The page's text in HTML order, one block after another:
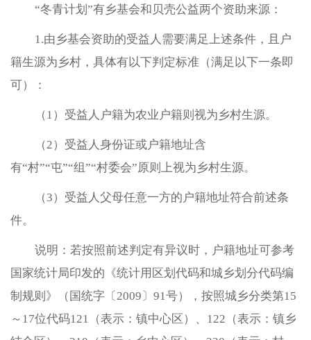
“冬青计划”有乡基会和贝壳公益两个资助来源：
1.由乡基会资助的受益人需要满足上述条件，且户
籍生源为乡村，具体有以下判定标准（满足以下一条即
可）：
（1）受益人户籍为农业户籍则视为乡村生源。
（2）受益人身份证或户籍地址含
有“村”“屯”“组”“村委会”原则上视为乡村生源。
（3）受益人父母任意一方的户籍地址符合前述条
件。
说明：若按照前述判定有异议时，户籍地址可参考
国家统计局印发的《统计用区划代码和城乡划分代码编
制规则》（国统字〔2009〕91号），按照城乡分类第15
～17位代码121（表示：镇中心区）、122（表示：镇乡